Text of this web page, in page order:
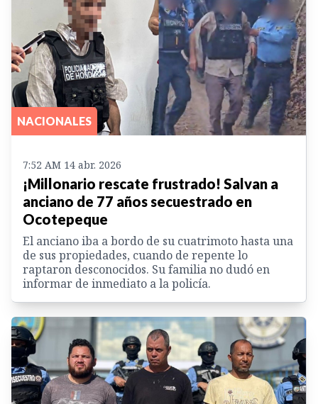
NACIONALES
7:52 AM 14 abr. 2026
¡Millonario rescate frustrado! Salvan a
anciano de 77 años secuestrado en
Ocotepeque
El anciano iba a bordo de su cuatrimoto hasta una
de sus propiedades, cuando de repente lo
raptaron desconocidos. Su familia no dudó en
informar de inmediato a la policía.